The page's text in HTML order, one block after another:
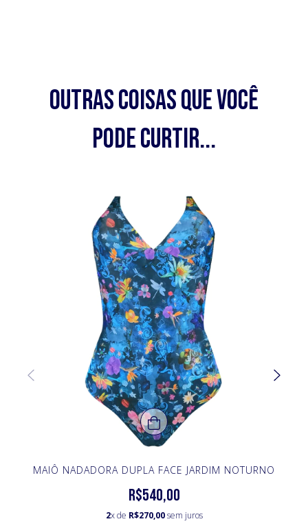
Outras coisas que você
pode curtir...
MAIÔ NADADORA DUPLA FACE JARDIM NOTURNO
R$540,00
2x de R$270,00sem juros